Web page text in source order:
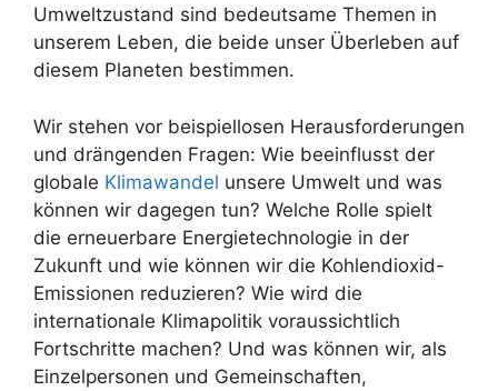
Umweltzustand sind bedeutsame Themen in
unserem Leben, die beide unser Überleben auf
diesem Planeten bestimmen.
Wir stehen vor beispiellosen Herausforderungen
und drängenden Fragen: Wie beeinflusst der
globale Klimawandel unsere Umwelt und was
können wir dagegen tun? Welche Rolle spielt
die erneuerbare Energietechnologie in der
Zukunft und wie können wir die Kohlendioxid-
Emissionen reduzieren? Wie wird die
internationale Klimapolitik voraussichtlich
Fortschritte machen? Und was können wir, als
Einzelpersonen und Gemeinschaften,